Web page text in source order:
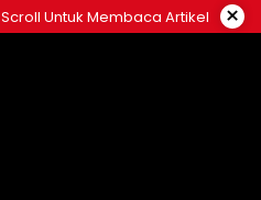
Scroll Untuk Membaca Artikel ×